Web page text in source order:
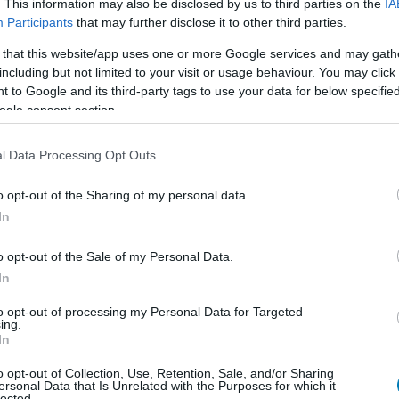
This information may also be disclosed by us to third parties on the
Participants that may further disclose it to other third parties.
that this website/app uses one or more Google services and may
but not limited to your visit or usage behaviour. You may
to Google and its third-party tags to use your data for below
consent section.
Data Processing Opt Outs
opt-out of the Sharing of my personal data.
opt-out of the Sale of my Personal Data.
opt-out of processing my Personal Data for Targeted
opt-out of Collection, Use, Retention, Sale, and/or Sharing
Data that Is Unrelated with the Purposes for which it
- új XCOM játék készülőben
hogy az XCOM: Enemy Unknown érkezik iOS
Sale - Akciós L.A. Noire és XCOM:
további akciók is várnak ránk, ha ellátogatunk a